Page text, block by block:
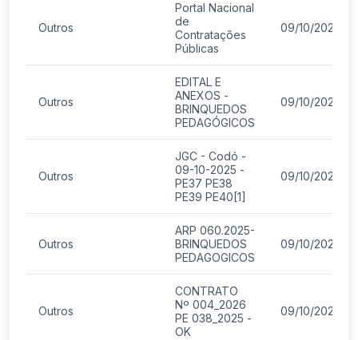
Outros
Portal Nacional
de
Contratações
Públicas
09/10/2025
Outros
EDITAL E
ANEXOS -
BRINQUEDOS
PEDAGÓGICOS
09/10/2025
Outros
JGC - Codó -
09-10-2025 -
PE37 PE38
PE39 PE40[1]
09/10/2025
Outros
ARP 060.2025-
BRINQUEDOS
PEDAGOGICOS
09/10/2025
Outros
CONTRATO
Nº 004_2026
PE 038_2025 -
OK
09/10/2025